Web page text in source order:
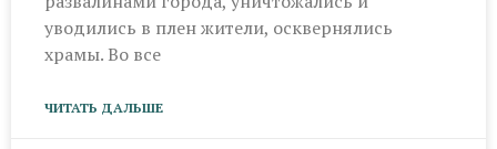
уводились в плен жители, осквернялись
храмы. Во все
ЧИТАТЬ ДАЛЬШЕ